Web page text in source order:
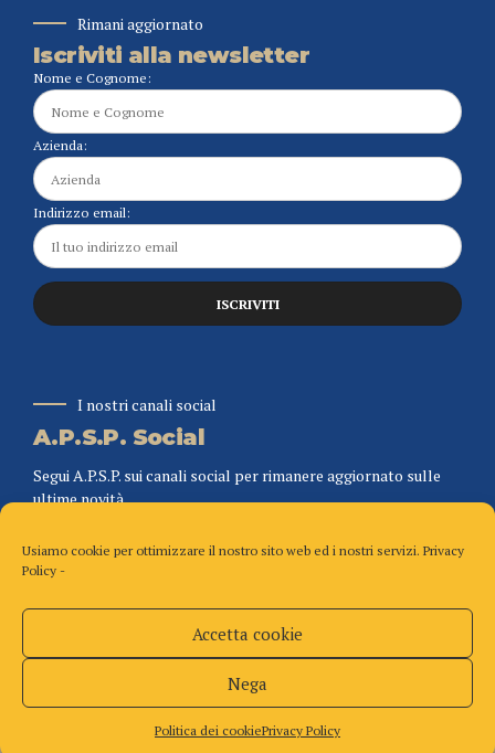
Usiamo cookie per ottimizzare il nostro sito web ed i nostri servizi. Privacy
Policy -
Accetta cookie
Nega
Politica dei cookiePrivacy Policy
Rimani aggiornato
Iscriviti alla newsletter
Nome e Cognome:
Azienda:
Indirizzo email:
I nostri canali social
A.P.S.P. Social
Segui A.P.S.P. sui canali social per rimanere aggiornato sulle
ultime novità.
Copyright A.P.S.P. – Tutti i diritti riservati
Organigramma
Politica dei cookie (UE)
Privacy Policy